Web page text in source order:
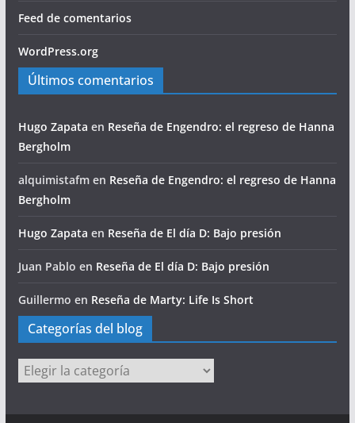
Feed de comentarios
WordPress.org
Últimos comentarios
Hugo Zapata en Reseña de Engendro: el regreso de Hanna
Bergholm
alquimistafmen Reseña de Engendro: el regreso de Hanna
Bergholm
Hugo Zapata en Reseña de El día D: Bajo presión
Juan Pablo en Reseña de El día D: Bajo presión
Guillermo en Reseña de Marty: Life Is Short
Categorías del blog
Categorías